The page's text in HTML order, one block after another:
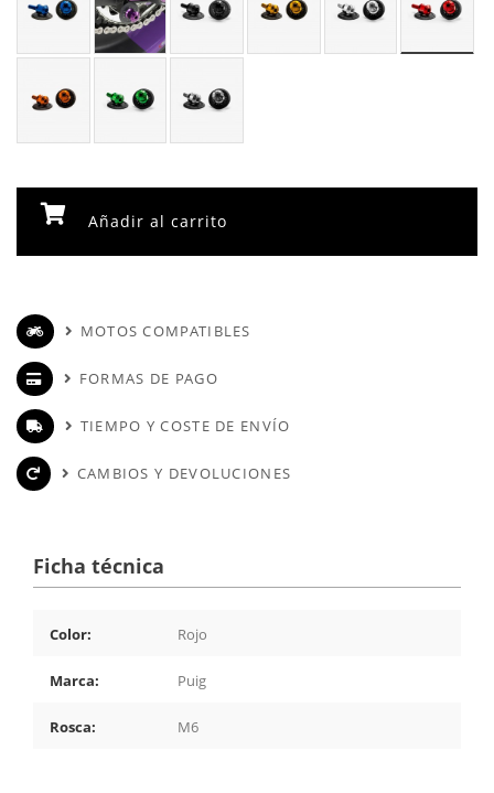
Añadir al carrito
MOTOS COMPATIBLES
FORMAS DE PAGO
TIEMPO Y COSTE DE ENVÍO
CAMBIOS Y DEVOLUCIONES
Ficha técnica
Color: Rojo
Marca: Puig
Rosca: M6